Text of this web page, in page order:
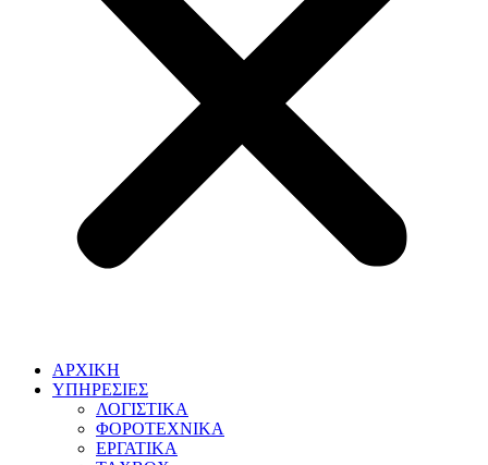
ΑΡΧΙΚΗ
ΥΠΗΡΕΣΙΕΣ
ΛΟΓΙΣΤΙΚΑ
ΦΟΡΟΤΕΧΝΙΚΑ
ΕΡΓΑΤΙΚΑ